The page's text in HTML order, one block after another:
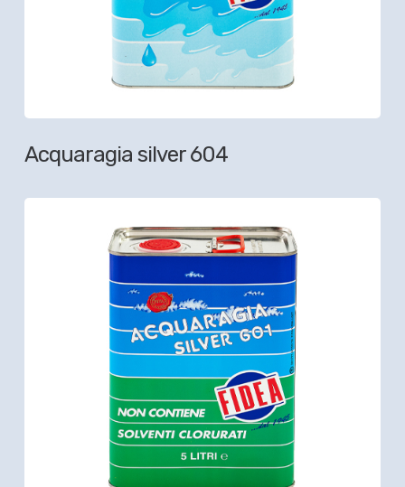
Acquaragia silver 604